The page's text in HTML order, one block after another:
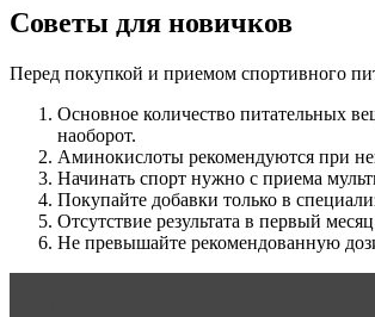
Советы для новичков
Перед покупкой и приемом спортивного
Основное количество питательных
наоборот.
Аминокислоты рекомендуются при
Начинать спорт нужно с приема
Покупайте добавки только в
Отсутствие результата в первый
Не превышайте рекомендованную